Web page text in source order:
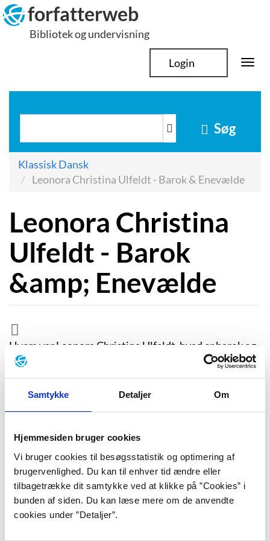
Samtykke Detaljer Om
Hjemmesiden bruger cookies
Vi bruger cookies til besøgsstatistik og optimering af
brugervenlighed. Du kan til enhver tid ændre eller
tilbagetrække dit samtykke ved at klikke på ”Cookies” i
bunden af siden. Du kan læse mere om de anvendte
cookies under ”Detaljer”.
Hop
til
indhold
forfatterweb
Bibliotek og undervisning
Login
Søg
Klassisk Dansk
Leonora Christina Ulfeldt - Barok & Enevælde
Leonora Christina
Ulfeldt - Barok
&amp; Enevælde
Hvem var Leonora Christina Ulfeldt, hvad er barok og
enevælde, og hvordan kommer feminisme ind i
billedet?
I dette afsnit går vi tilbage til barokken og enevældens
tid, hvor vi dykker ned i en af tidens mest markante
hvorfor sad hun fængslet i Blåtårn i 22 år, og hvad har
det med dansk litteratur at gøre?
I løbet af ti minutter kommer vi omkring bogen som
historisk kilde, vi ridser Leonora Christinas
dramatiske liv op og læser passager fra hovedværket